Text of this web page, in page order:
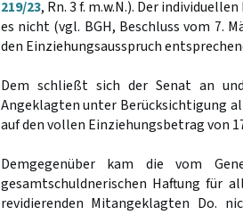
219/23, Rn. 3 f. m.w.N.). Der
es nicht (vgl. BGH, Beschluss vom 7.
den Einziehungsausspruch
Dem schließt sich der Senat an
Angeklagten unter Berücksichtigung
auf den vollen Einziehungsbetrag von
Demgegenüber kam die vom
gesamtschuldnerischen Haftung für
revidierenden Mitangeklagten Do.